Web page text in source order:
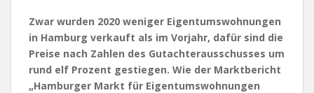
Zwar wurden 2020 weniger Eigentumswohnungen
in Hamburg verkauft als im Vorjahr, dafür sind die
Preise nach Zahlen des Gutachterausschusses um
rund elf Prozent gestiegen. Wie der Marktbericht
„Hamburger Markt für Eigentumswohnungen